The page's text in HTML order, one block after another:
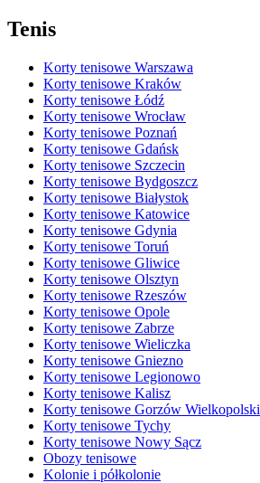
Tenis
Korty tenisowe Warszawa
Korty tenisowe Kraków
Korty tenisowe Łódź
Korty tenisowe Wrocław
Korty tenisowe Poznań
Korty tenisowe Gdańsk
Korty tenisowe Szczecin
Korty tenisowe Bydgoszcz
Korty tenisowe Białystok
Korty tenisowe Katowice
Korty tenisowe Gdynia
Korty tenisowe Toruń
Korty tenisowe Gliwice
Korty tenisowe Olsztyn
Korty tenisowe Rzeszów
Korty tenisowe Opole
Korty tenisowe Zabrze
Korty tenisowe Wieliczka
Korty tenisowe Gniezno
Korty tenisowe Legionowo
Korty tenisowe Kalisz
Korty tenisowe Gorzów Wielkopolski
Korty tenisowe Tychy
Korty tenisowe Nowy Sącz
Obozy tenisowe
Kolonie i półkolonie